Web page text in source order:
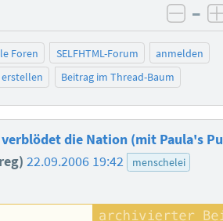
–
Foren SELFHTML-Forum
anmelden
Beitrag im Thread-Baum
verblödet die Nation (mit Paula's
22.09.2006 19:42 menschelei